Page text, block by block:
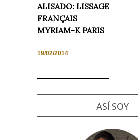
ALISADO: LISSAGE
FRANÇAIS
MYRIAM-K PARIS
19/02/2014
ASÍ SOY
Estadísticas
cookies no